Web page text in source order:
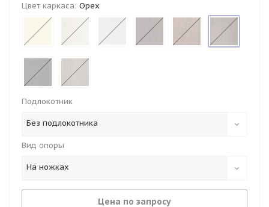
Цвет каркаса: Орех
Подлокотник
Без подлокотника
Вид опоры
На ножках
Цена по запросу